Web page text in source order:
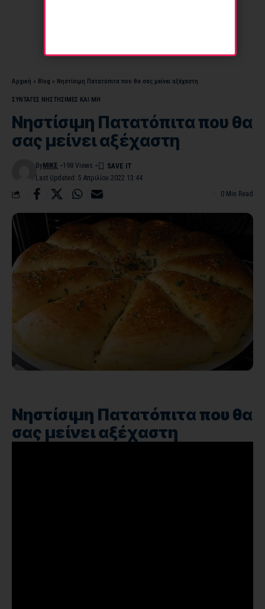
Αρχική » Blog » Νηστίσιμη Πατατόπιτα που θα σας μείνει αξέχαστη
ΣΥΝΤΑΓΕΣ ΝΗΣΤΗΣΙΜΕΣ ΚΑΙ ΜΗ
Νηστίσιμη Πατατόπιτα που θα
σας μείνει αξέχαστη
Last Updated: 5 Απριλίου 2022 13:44
By MIKE 198 Views
0 Min Read
Νηστίσιμη Πατατόπιτα που θα
σας μείνει αξέχαστη